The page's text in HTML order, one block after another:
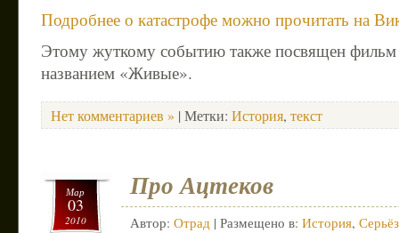
Подробнее о катастрофе можно прочитать на
Этому жуткому событию также посвящен фильм
названием «Живые».
Нет комментариев » | Метки: История, текст
Мар
03
2010
Про Ацтеков
Автор: Отрад | Размещено в: История,